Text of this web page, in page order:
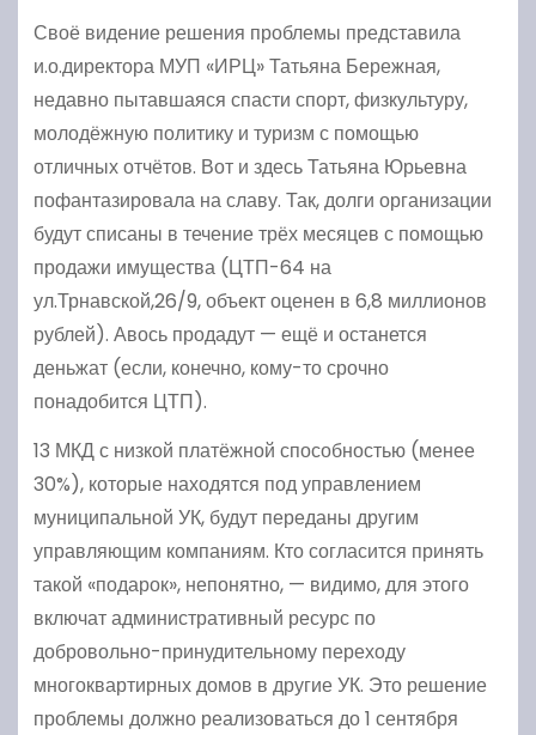
Своё видение решения проблемы представила
и.о.директора МУП «ИРЦ» Татьяна Бережная,
недавно пытавшаяся спасти спорт, физкультуру,
молодёжную политику и туризм с помощью
отличных отчётов. Вот и здесь Татьяна Юрьевна
пофантазировала на славу. Так, долги организации
будут списаны в течение трёх месяцев с помощью
продажи имущества (ЦТП-64 на
ул.Трнавской,26/9, объект оценен в 6,8 миллионов
рублей). Авось продадут — ещё и останется
деньжат (если, конечно, кому-то срочно
понадобится ЦТП).
13 МКД с низкой платёжной способностью (менее
30%), которые находятся под управлением
муниципальной УК, будут переданы другим
управляющим компаниям. Кто согласится принять
такой «подарок», непонятно, — видимо, для этого
включат административный ресурс по
добровольно-принудительному переходу
многоквартирных домов в другие УК. Это решение
проблемы должно реализоваться до 1 сентября